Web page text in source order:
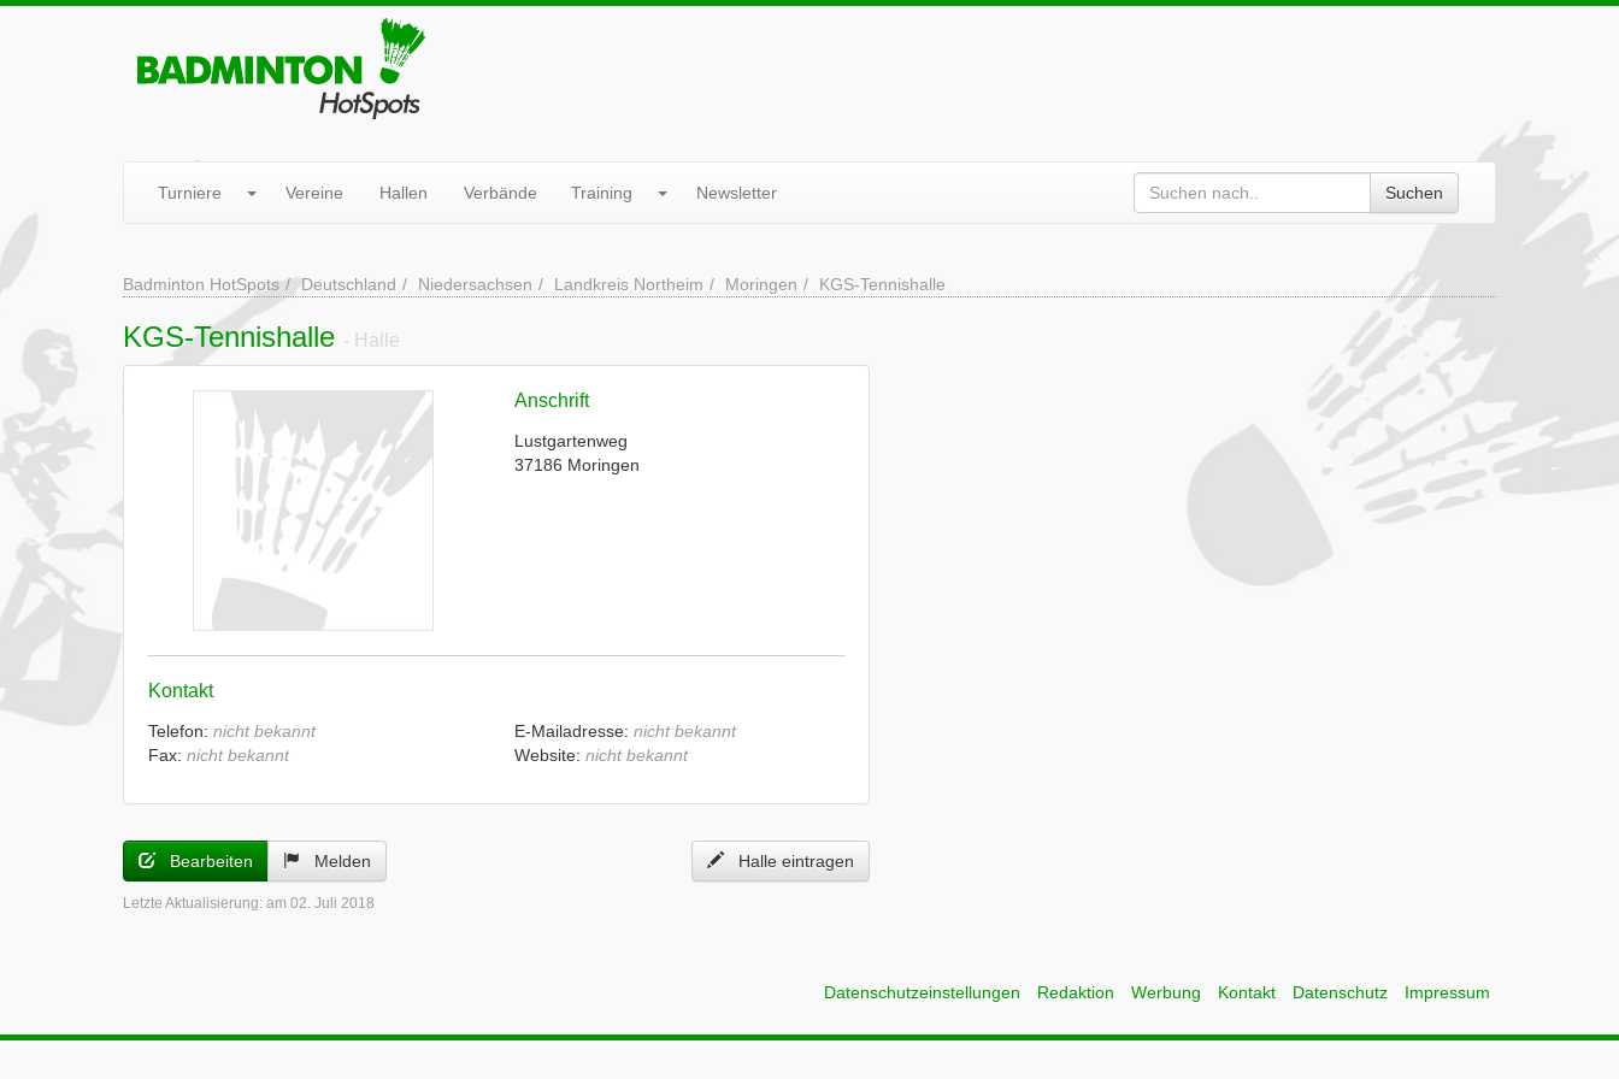
Turniere Vereine Hallen Verbände Training Newsletter Suchen
Badminton HotSpots Deutschland Niedersachsen Landkreis Northeim Moringen KGS-Tennishalle
KGS-Tennishalle - Halle
Anschrift
Lustgartenweg
37186 Moringen
Kontakt
Telefon: nicht bekannt
Fax: nicht bekannt
E-Mailadresse: nicht bekannt
Website: nicht bekannt
Bearbeiten Melden Halle eintragen
Letzte Aktualisierung: am 02. Juli 2018
Datenschutzeinstellungen Redaktion Werbung Kontakt Datenschutz Impressum